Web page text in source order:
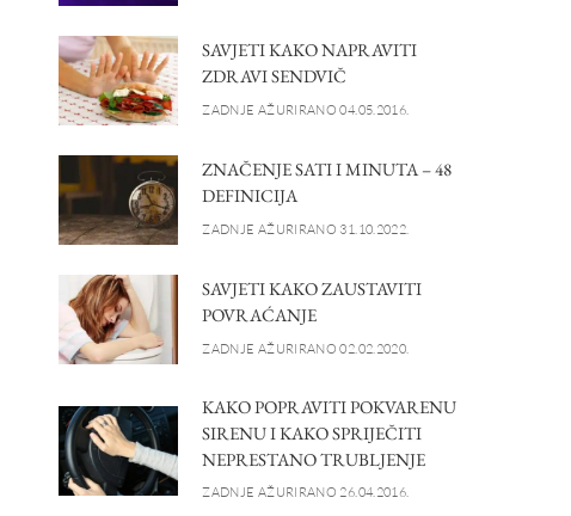
SAVJETI KAKO NAPRAVITI
ZDRAVI SENDVIČ
ZADNJE AŽURIRANO 04.05.2016.
ZNAČENJE SATI I MINUTA – 48
DEFINICIJA
ZADNJE AŽURIRANO 31.10.2022.
SAVJETI KAKO ZAUSTAVITI
POVRAĆANJE
ZADNJE AŽURIRANO 02.02.2020.
KAKO POPRAVITI POKVARENU
SIRENU I KAKO SPRIJEČITI
NEPRESTANO TRUBLJENJE
ZADNJE AŽURIRANO 26.04.2016.